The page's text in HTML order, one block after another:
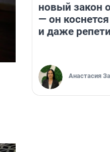
новый закон
— он
и даже
Анастасия